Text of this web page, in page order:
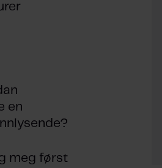
en
meg først